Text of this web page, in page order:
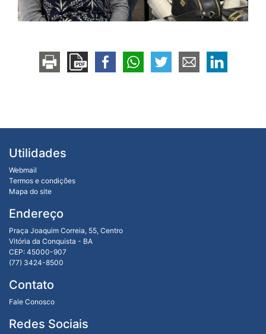
Utilidades
Webmail
Termos e condições
Mapa do site
Endereço
Praça Joaquim Correia, 55, Centro
Vitória da Conquista - BA
CEP: 45000-907
(77) 3424-8500
Contato
Fale Conosco
Redes Sociais